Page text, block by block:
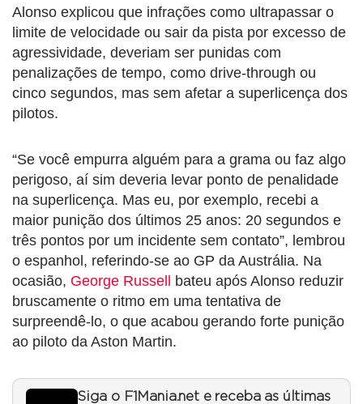
Alonso explicou que infrações como ultrapassar o
limite de velocidade ou sair da pista por excesso de
agressividade, deveriam ser punidas com
penalizações de tempo, como drive-through ou
cinco segundos, mas sem afetar a superlicença dos
pilotos.
“Se você empurra alguém para a grama ou faz algo
perigoso, aí sim deveria levar ponto de penalidade
na superlicença. Mas eu, por exemplo, recebi a
maior punição dos últimos 25 anos: 20 segundos e
três pontos por um incidente sem contato”, lembrou
o espanhol, referindo-se ao GP da Austrália. Na
ocasião, George Russell
bateu após Alonso reduzir
bruscamente o ritmo em uma tentativa de
surpreendê-lo, o que acabou gerando forte punição
ao piloto da Aston Martin.
Siga o F1Mania.net e receba as últimas